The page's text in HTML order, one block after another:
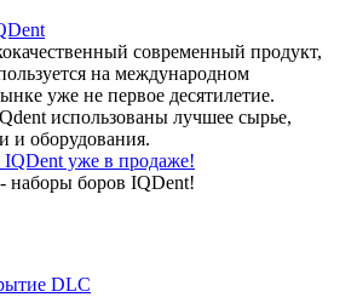
современный продукт,
на международном
уже не первое десятилетие.
использованы лучшее сырье,
и оборудования.
уже в продаже!
наборы боров IQDent!
DLC